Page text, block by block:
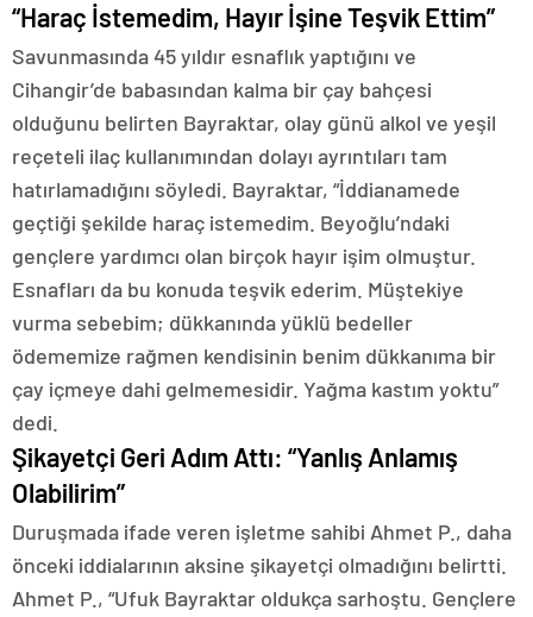
“Haraç İstemedim, Hayır İşine Teşvik Ettim”
Savunmasında 45 yıldır esnaflık yaptığını ve
Cihangir’de babasından kalma bir çay bahçesi
olduğunu belirten Bayraktar, olay günü alkol ve yeşil
reçeteli ilaç kullanımından dolayı ayrıntıları tam
hatırlamadığını söyledi. Bayraktar, “İddianamede
geçtiği şekilde haraç istemedim. Beyoğlu’ndaki
gençlere yardımcı olan birçok hayır işim olmuştur.
Esnafları da bu konuda teşvik ederim. Müştekiye
vurma sebebim; dükkanında yüklü bedeller
ödememize rağmen kendisinin benim dükkanıma bir
çay içmeye dahi gelmemesidir. Yağma kastım yoktu”
dedi.
Şikayetçi Geri Adım Attı: “Yanlış Anlamış
Olabilirim”
Duruşmada ifade veren işletme sahibi Ahmet P., daha
önceki iddialarının aksine şikayetçi olmadığını belirtti.
Ahmet P., “Ufuk Bayraktar oldukça sarhoştu. Gençlere